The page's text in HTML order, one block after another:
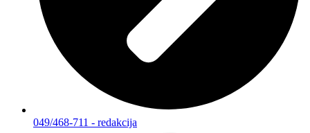
049/468-711 - redakcija